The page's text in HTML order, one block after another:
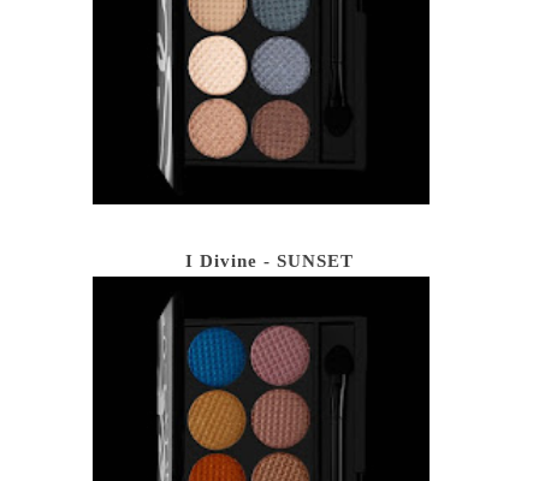
I Divine - SUNSET